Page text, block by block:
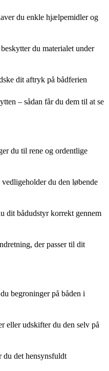
du enkle hjælpemidler og
du materialet under
dit aftryk på bådferien
– sådan får du dem til at se
du til rene og ordentlige
du den løbende
dit bådudstyr korrekt gennem
der passer til dit
begroninger på båden i
eller udskifter du den selv på
du det hensynsfuldt